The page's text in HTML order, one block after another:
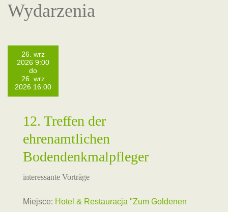
Wydarzenia
26. wrz
2026 9:00
do
26. wrz
2026 16:00
12. Treffen der
ehrenamtlichen
Bodendenkmalpfleger
interessante Vorträge
Miejsce: Hotel & Restauracja "Zum Goldenen